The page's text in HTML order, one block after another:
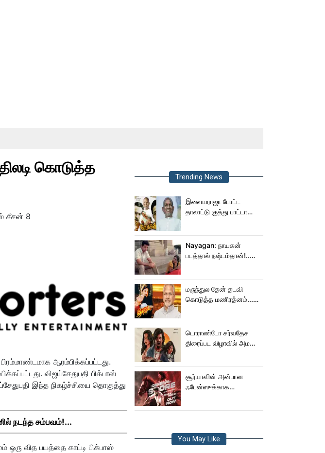
கொடுத்த
சீசன் 8
ஆரம்பிக்கப்பட்டது.
விஜய்சேதுபதி பிக்பாஸ்
இந்த நிகழ்ச்சியை தொகுத்து
நடந்த சம்பவம்!...
வித பயத்தை காட்டி பிக்பாஸ்
Trending News
இளையராஜா போட்ட
தாலாட்டு குத்து பாட்டா
Nayagan: நாயகன்
படத்தால் நஷ்டம்தான்!..
மகள் பேட்டி..
மருந்துல தேன் தடவி
கொடுத்த மணிரத்னம்...
டொராண்டோ சர்வதேச
திரைப்பட விழாவில் அமலா
சூர்யாவின் அன்பான
ஃபேன்ஸுக்காக
You May Like